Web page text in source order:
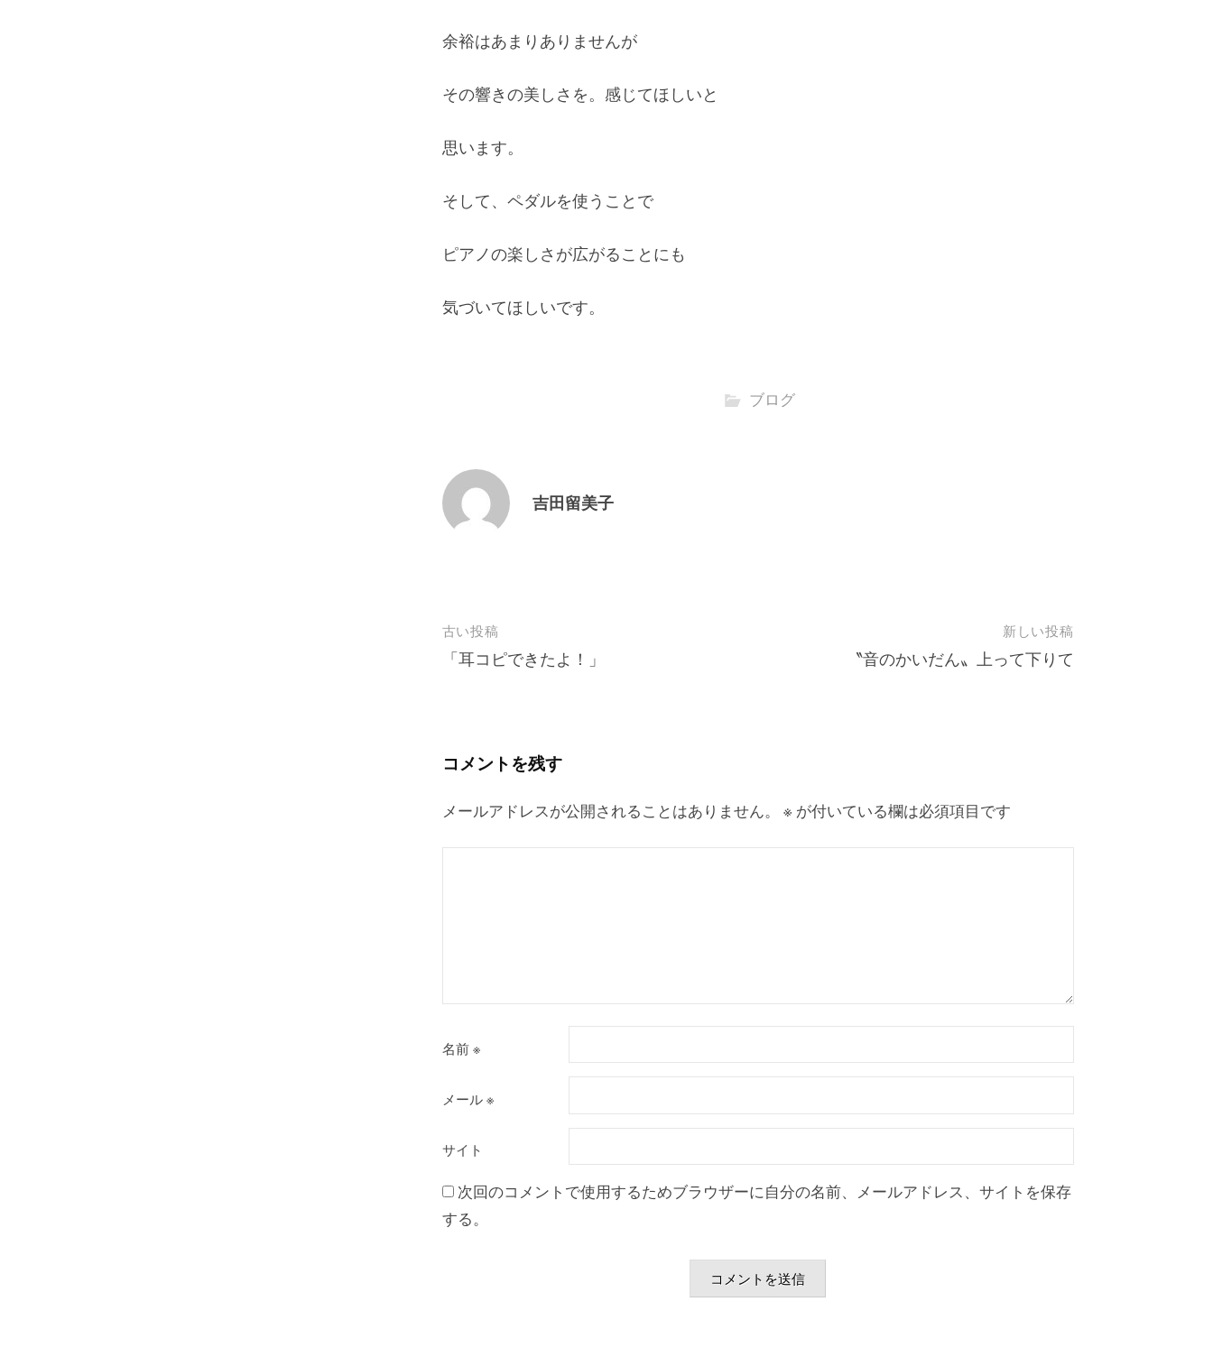
余裕はあまりありませんが
その響きの美しさを。感じてほしいと
思います。
そして、ペダルを使うことで
ピアノの楽しさが広がることにも
気づいてほしいです。
ブログ
吉田留美子
投
稿
ー
シ
古い投稿
「耳コピできたよ！」
新しい投稿
〝音のかいだん〟上って下りて
コメントを残す
メールアドレスが公開されることはありません。 ※ が付いている欄は必須項目です
名前 ※
メール ※
サイト
次回のコメントで使用するためブラウザーに自分の名前、メールアドレス、サイトを保存
する。